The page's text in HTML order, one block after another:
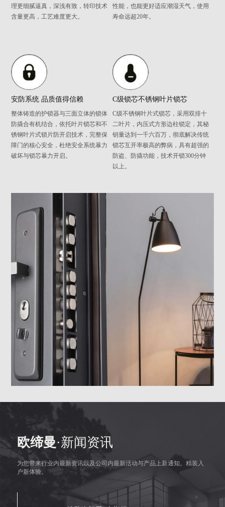
理更细腻逼真，深浅有致，转印技术
含量更高，工艺难度更大。
性能，也能更好适应潮湿天气，使用
寿命远超20年。
安防系统 品质值得信赖
整体铸造的护锁器与三面立体的锁体
防撬合有机结合，依托叶片锁芯和不
锈钢叶片式锁片防开启技术，完整保
障门的核心安全，杜绝安全系统暴力
破坏与锁芯暴力开启。
C级锁芯不锈钢叶片锁芯
C级不锈钢叶片式锁芯，采用双排十
二叶片，内压式方形边柱锁定，其秘
钥量达到一千六百万，彻底解决传统
锁芯互开率极高的弊病，具有超强的
防盗、防撬功能，技术开锁300分钟
以上。
欧缔曼·新闻资讯
为您带来行业内最新资讯以及公司内最新活动与产品上新通知。精装入
户新体验。